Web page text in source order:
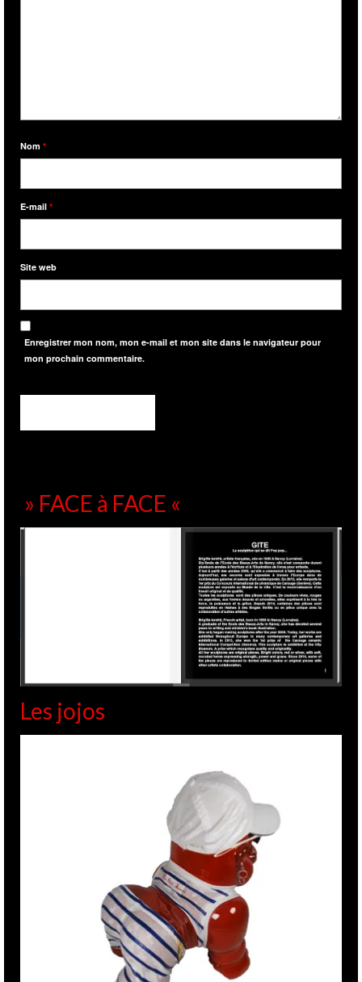
Nom *
E-mail *
Site web
Enregistrer mon nom, mon e-mail et mon site dans le navigateur pour
mon prochain commentaire.
» FACE à FACE «
Les jojos